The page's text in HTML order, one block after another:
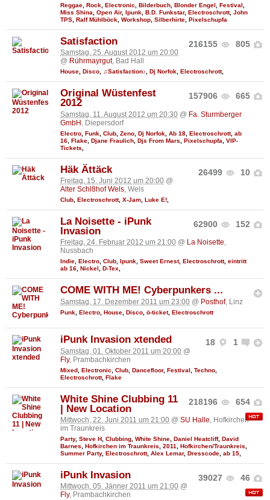
Reggae Rock Electronic Bilderbuch Blonder Engel Festival
Miss Shina
Open Air, Ipunk B.D. Funkstar, Electroschrott, John
TPS Ralf Mühlböck Workshop Silberhirte Pixelschupfa
216155 805
Satisfaction
Samstag, 25. August 2012 um 20:00
@ Rührmayrgut, Bad Hall
House, Disco, ♫Satisfaction♪, Dj Norfok, Electroschrott,
157906 665
Original Wüstenfest
2012
Samstag, 11. August 2012 um 20:30 @ Fa. Sturmberger
GmbH , Diepersdorf
Electro Funk Club Zeno Dj Norfok Ab 18 Electroschrott, ab
16 Flake Djane Fraulich Djs From Mars Pixelschupfa
VIP-
Tickets
26499 10
Häk Ättäck
Freitag, 15. Juni 2012 um 20:00 @
Alter Schl8hof Wels, Wels
Club Electroschrott, X-Jam Luke E!
62900 152
La Noisette - iPunk
Invasion
Freitag, 24. Februar 2012 um 21:00 @ La Noisette,
Nussbach
Indie, Electro, Club, Ipunk, Sweet Ernest, Electroschrott, eintritt
ab 16, Nickel, D-Tex,
COME WITH ME! Cyberpunkers ...
Samstag, 17. Dezember 2011 um 23:00 @ Posthof, Linz
Punk Electro House Disco ö-ticket, Electroschrott
18 1
iPunk Invasion xtended
Samstag, 01. Oktober 2011 um 20:00 @
Fly, Prambachkirchen
Mixed Electronic Club Dancefloor, Festival Techno
Electroschrott, Flake
218196 654
White Shine Clubbing 11
| New Location
Mittwoch, 22. Juni 2011 um 21:00 @ SU Halle, Hofkirchen
im Traunkreis
Party, Steve H Clubbing White Shine Daniel Heatcliff, David
Barnes
Hofkirchen im Traunkreis 2011 Hofkirchen/Traunkreis
Summer Party, Electroschrott, Alex Lemar, Dresscode ab 15
39027 46
iPunk Invasion
Mittwoch, 05. Jänner 2011 um 21:00 @
Fly, Prambachkirchen